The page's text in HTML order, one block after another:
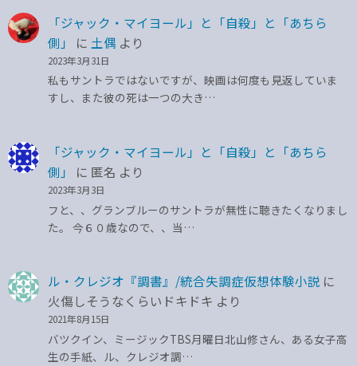
「ジャック・マイヨール」と「自殺」と「あちら
側」
に 土偶 より
2023年3月31日
私もサントラではないですが、映画は何度も見返していま
すし、また彼の死は一つの大き…
「ジャック・マイヨール」と「自殺」と「あちら
側」
に 匿名 より
2023年3月3日
フと、、グランブルーのサントラが無性に聴きたくなりまし
た。 今６０歳なので、、当…
ル・クレジオ『調書』/統合失調症仮想体験小説 に
火傷しそうなくらいドキドキ より
2021年8月15日
バツクイン、ミージックTBS月曜日北山修さん、ある女子高
生の手紙、ル、クレジオ調…